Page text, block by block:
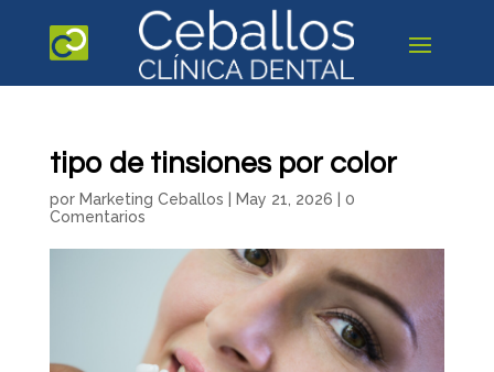
tipo de tinsiones por color
por Marketing Ceballos May 21, 2026
0
Comentarios